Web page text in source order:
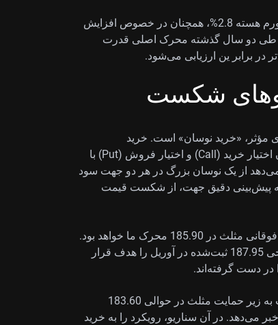
در همین حال، «بانک مرکزی ژاپن» حتی با وجود گزارش اخیر تورم هسته 2.8%، همچنان در خصوص افزایش
طی دو سال گذشته محرک اصلی قدرت
شکست
مؤثر، «خرید نوسان» است. خرید
«استرادل» آپشنی (Options Straddle) که شامل خرید هم‌زمان اختیار خرید (Call) و اختیار فروش (Put) با
از یک نوسان بزرگ در هر دو جهت سود
به پیش‌بینی دقیق جهت، از شکست قیمت
برای افرادی که دیدگاه صعودی دارند، شکست پایدار بالای مرز فوقانی مثلث در 185.90 محرک ما خواهد بود.
در آن صورت، به سراغ خرید اختیار خرید می‌رویم و سقف تاریخی 187.95 ثبت‌شده در آوریل را هدف قرار
در دست گرفته‌اند.
در مقابل، باید برای غافلگیری نزولی نیز آماده باشیم؛ اگر قیمت به زیر حمایت مثلث در حوالی 183.60
می‌دهد. در آن سناریو، رویکرد را به خرید